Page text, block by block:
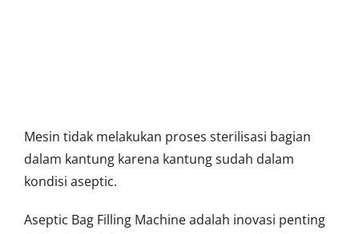
Mesin tidak melakukan proses sterilisasi bagian
dalam kantung karena kantung sudah dalam
kondisi aseptic.
Aseptic Bag Filling Machine adalah inovasi penting